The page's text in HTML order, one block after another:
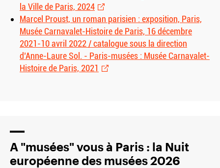
la Ville de Paris, 2024
Marcel Proust, un roman parisien : exposition, Paris,
Musée Carnavalet-Histoire de Paris, 16 décembre
2021-10 avril 2022 / catalogue sous la direction
d’Anne-Laure Sol. - Paris-musées : Musée Carnavalet-
Histoire de Paris, 2021
A "musées" vous à Paris : la Nuit
européenne des musées 2026